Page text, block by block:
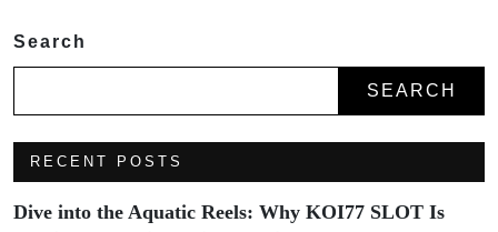
Search
SEARCH
RECENT POSTS
Dive into the Aquatic Reels: Why KOI77 SLOT Is